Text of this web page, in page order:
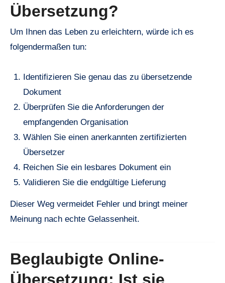
Übersetzung?
Um Ihnen das Leben zu erleichtern, würde ich es
folgendermaßen tun:
Identifizieren Sie genau das zu übersetzende
Dokument
Überprüfen Sie die Anforderungen der
empfangenden Organisation
Wählen Sie einen anerkannten zertifizierten
Übersetzer
Reichen Sie ein lesbares Dokument ein
Validieren Sie die endgültige Lieferung
Dieser Weg vermeidet Fehler und bringt meiner
Meinung nach echte Gelassenheit.
Beglaubigte Online-